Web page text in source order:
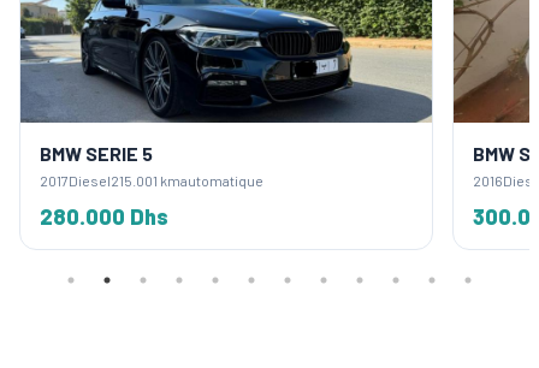
BMW SERIE 5
2017Diesel215.001 kmautomatique
280.000 Dhs
BMW
2016